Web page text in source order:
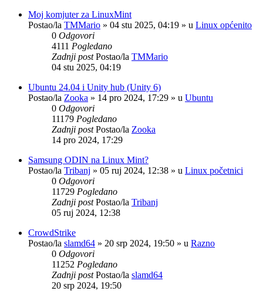
Moj komjuter za LinuxMint
Postao/la TMMario » 04 stu 2025, 04:19 » u Linux općenito
0 Odgovori
4111 Pogledano
Zadnji postPostao/la TMMario
04 stu 2025, 04:19
Ubuntu 24.04 i Unity hub (Unity 6)
Postao/la Zooka » 14 pro 2024, 17:29 » u Ubuntu
0 Odgovori
11179 Pogledano
Zadnji postPostao/la Zooka
14 pro 2024, 17:29
Samsung ODIN na Linux Mint?
Postao/la Tribanj » 05 ruj 2024, 12:38 » u Linux početnici
0 Odgovori
11729 Pogledano
Zadnji postPostao/la Tribanj
05 ruj 2024, 12:38
CrowdStrike
Postao/la slamd64 » 20 srp 2024, 19:50 » u Razno
0 Odgovori
11252 Pogledano
Zadnji postPostao/la slamd64
20 srp 2024, 19:50